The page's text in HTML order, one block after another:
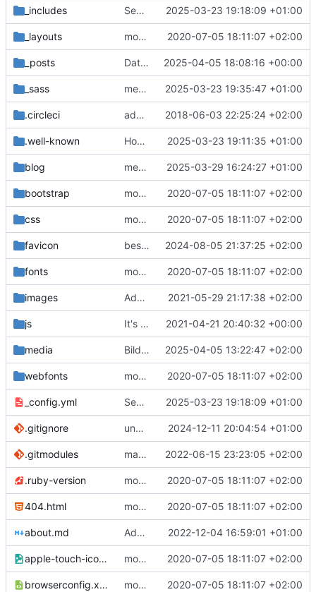
_includes Separate Repaircafè Blog 2025-03-23 19:18:09 +01:00
_layouts moved site back to root 2020-07-05 18:11:07 +02:00
_posts Dateien nach "_posts/blog" hochladen 2025-04-05 18:08:16 +00:00
_sass mehr Platz für nav 2025-03-23 19:35:47 +01:00
.circleci adds circleci build 2018-06-03 22:25:24 +02:00
.well-known Housekeeping 2025-03-23 19:11:35 +01:00
blog mehr zu Repaircafe 2025-03-29 16:24:27 +01:00
bootstrap moved site back to root 2020-07-05 18:11:07 +02:00
css moved site back to root 2020-07-05 18:11:07 +02:00
favicon best practice location for manifest 2024-08-05 21:37:25 +02:00
fonts moved site back to root 2020-07-05 18:11:07 +02:00
images Added image to cms page 2021-05-29 21:17:38 +02:00
js It's hard to make predictions - especially about the future. 2021-04-21 20:40:32 +00:00
media Bild eingefügt 2025-04-05 13:22:47 +02:00
webfonts moved site back to root 2020-07-05 18:11:07 +02:00
_config.yml Separate Repaircafè Blog 2025-03-23 19:18:09 +01:00
.gitignore ungitignore Gemfile.lock 2024-12-11 20:04:54 +01:00
.gitmodules master branch 2022-06-15 23:23:05 +02:00
.ruby-version moved site back to root 2020-07-05 18:11:07 +02:00
404.html moved site back to root 2020-07-05 18:11:07 +02:00
about.md Added information on Petit Foo 2022-12-04 16:59:01 +01:00
apple-touch-icon.png moved site back to root 2020-07-05 18:11:07 +02:00
browserconfig.xml moved site back to root 2020-07-05 18:11:07 +02:00